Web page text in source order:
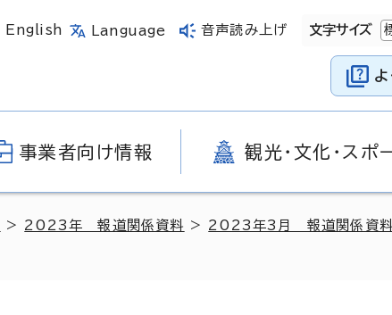
English Language 音声読み上げ 文字サイズ
事業者向け情報 観光・文化・スポ
> 2023年 報道関係資料 > 2023年3月 報道関係資料